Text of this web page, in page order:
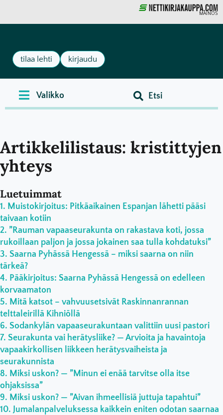
MAINOS
tilaa lehti kirjaudu
Artikkelilistaus: kristittyjen
yhteys
Luetuimmat
Muistokirjoitus: Pitkäaikainen Espanjan lähetti pääsi
taivaan kotiin
”Rauman vapaaseurakunta on rakastava koti, jossa
rukoillaan paljon ja jossa jokainen saa tulla kohdatuksi”
Saarna Pyhässä Hengessä – miksi saarna on niin
tärkeä?
Pääkirjoitus: Saarna Pyhässä Hengessä on edelleen
korvaamaton
Mitä katsot – vahvuusetsivät Raskinnanrannan
telttaleirillä Kihniöllä
Sodankylän vapaaseurakuntaan valittiin uusi pastori
Seurakunta vai herätysliike? — Arvioita ja havaintoja
vapaakirkollisen liikkeen herätysvaiheista ja
seurakunnista
Miksi uskon? — ”Minun ei enää tarvitse olla itse
ohjaksissa”
Miksi uskon? — ”Aivan ihmeellisiä juttuja tapahtui”
Jumalanpalveluksessa kaikkein eniten odotan saarnaa